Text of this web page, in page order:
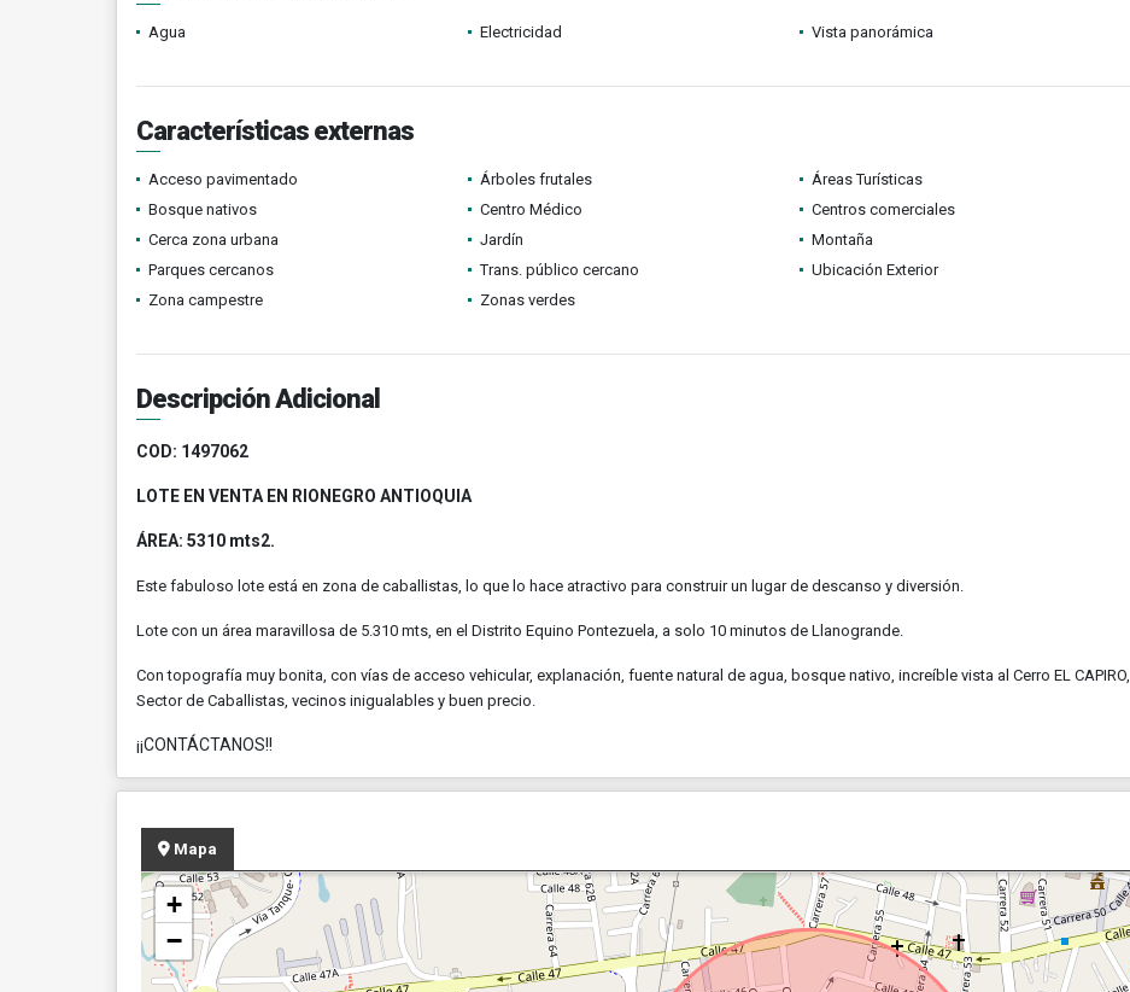
Agua Electricidad Vista panorámica
Características externas
Acceso pavimentado Árboles frutales
Áreas Turísticas
Bosque nativos
Centro Médico
Centros comerciales
Cerca zona urbana
Jardín
Montaña
Parques cercanos
Trans. público cercano
Ubicación Exterior
Zona campestre
Zonas verdes
Descripción Adicional
COD: 1497062
LOTE EN VENTA EN RIONEGRO ANTIOQUIA
ÁREA: 5310 mts2.
Este fabuloso lote está en zona de caballistas, lo que lo hace atractivo para construir un lugar de descanso y diversión.
Lote con un área maravillosa de 5.310 mts, en el Distrito Equino Pontezuela, a solo 10 minutos de Llanogrande.
Con topografía muy bonita, con vías de acceso vehicular, explanación, fuente natural de agua, bosque nativo, increíble vista al Cerro EL CAPIRO,
Sector de Caballistas, vecinos inigualables y buen precio.
¡¡CONTÁCTANOS!!
Mapa
+
−